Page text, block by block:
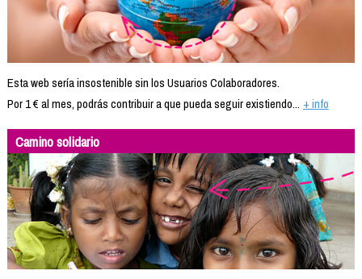
Esta web sería insostenible sin los Usuarios Colaboradores.
Por 1 € al mes, podrás contribuir a que pueda seguir existiendo... + info
Camino solidario